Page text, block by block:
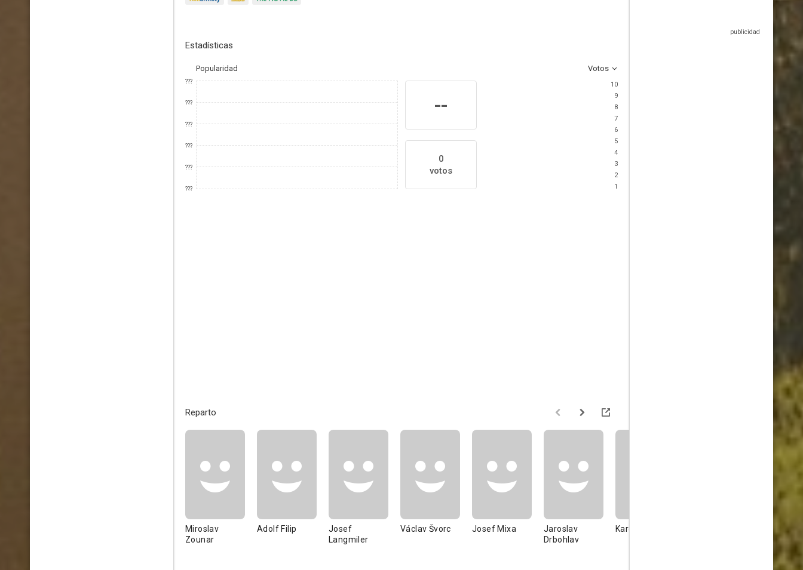
Estadísticas
Popularidad Votos
???
???
???
???
???
???
--
0
votos
10
9
8
7
6
5
4
3
2
1
Reparto
Miroslav
Zounar
Adolf Filip
Josef
Langmiler
Václav Švorc Josef Mixa
Jaroslav
Drbohlav
Karel Sebesta Jiří Ornest